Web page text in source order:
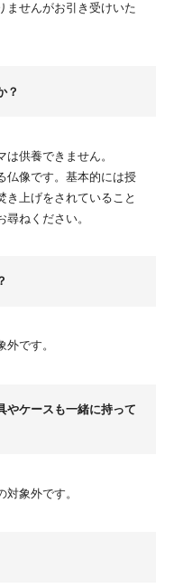
ませんがお引き受けいた
？
供養できません。
仏像です。基本的には授
き上げをされていること
ねください。
です。
やケースも一緒に持って
象外です。